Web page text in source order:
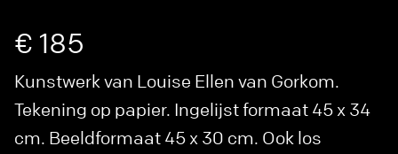
€ 185
Kunstwerk van Louise Ellen van Gorkom.
Tekening op papier. Ingelijst formaat 45 x 34
cm. Beeldformaat 45 x 30 cm. Ook los